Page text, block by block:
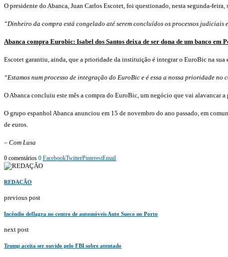
O presidente do Abanca, Juan Carlos Escotet, foi questionado, nesta segunda-
“Dinheiro da compra está congelado até serem concluídos os processos judiciais
Abanca compra Eurobic: Isabel dos Santos deixa de ser dona de um banco em
Escotet garantiu, ainda, que a prioridade da instituição é integrar o EuroBic na sua
“Estamos num processo de integração do EuroBic e é essa a nossa prioridade
O Abanca concluiu este mês a compra do EuroBic, um negócio que vai alavancar
O grupo espanhol Abanca anunciou em 15 de novembro do ano passado, em
de euros.
– Com Lusa
0 comentários 0 FacebookTwitterPinterestEmail
REDAÇÃO
previous post
Incêndio deflagra no centro de automóveis Auto Sueco no Porto
next post
Trump aceita ser ouvido pelo FBI sobre atentado